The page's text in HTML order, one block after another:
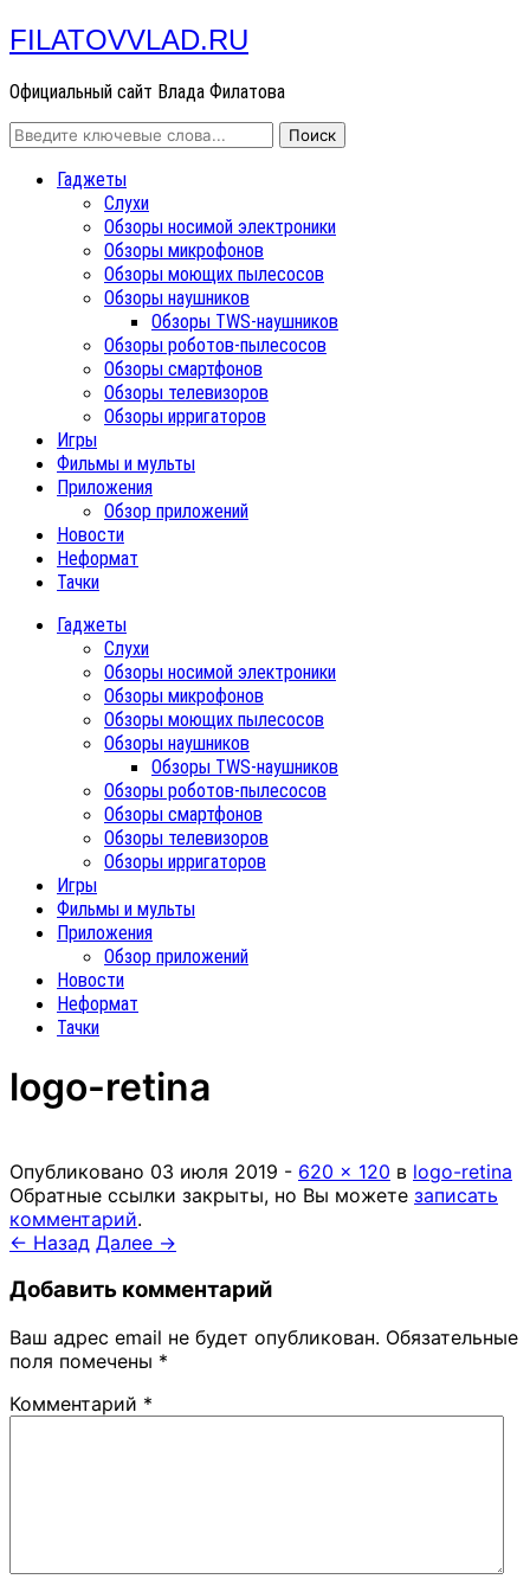
FILATOVVLAD.RU
Официальный сайт Влада Филатова
Гаджеты
Слухи
Обзоры носимой электроники
Обзоры микрофонов
Обзоры моющих пылесосов
Обзоры наушников
Обзоры TWS-наушников
Обзоры роботов-пылесосов
Обзоры смартфонов
Обзоры телевизоров
Обзоры ирригаторов
Игры
Фильмы и мульты
Приложения
Обзор приложений
Новости
Неформат
Тачки
Гаджеты
Слухи
Обзоры носимой электроники
Обзоры микрофонов
Обзоры моющих пылесосов
Обзоры наушников
Обзоры TWS-наушников
Обзоры роботов-пылесосов
Обзоры смартфонов
Обзоры телевизоров
Обзоры ирригаторов
Игры
Фильмы и мульты
Приложения
Обзор приложений
Новости
Неформат
Тачки
logo-retina
Опубликовано 03 июля 2019 - 620 × 120 в logo-retina
Обратные ссылки закрыты, но Вы можете записать
комментарий.
← Назад Далее →
Добавить комментарий
Ваш адрес email не будет опубликован. Обязательные
поля помечены *
Комментарий *